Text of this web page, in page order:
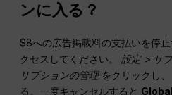
ンに入る？
$8への広告掲載料の支払いを停
クセスしてください。設定 > サ
リプションの管理をクリックし
る。一度キャンセルすると